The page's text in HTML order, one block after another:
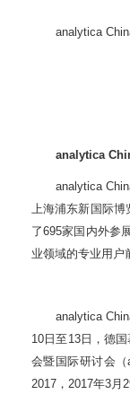
analytica
analytica
analytica
上海浦东新国际博
了695家国内外参
业领域的专业用户
analytica
10 日至 13日，德
会暨国际研讨会（
2017 ， 2017年3月